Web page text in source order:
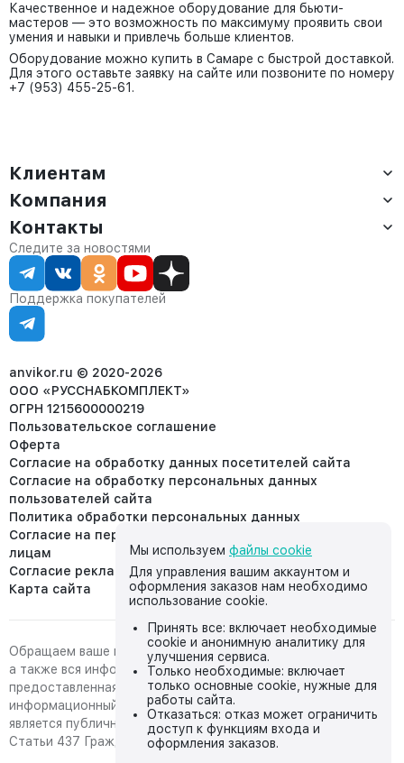
Качественное и надежное оборудование для бьюти-
мастеров — это возможность по максимуму проявить свои
умения и навыки и привлечь больше клиентов.
Оборудование можно купить в Самаре с быстрой доставкой.
Для этого оставьте заявку на сайте или позвоните по номеру
+7 (953) 455-25-61.
Клиентам
Доставка
Оплата
Сервис
Статус заказа
Статьи
Компания
О компании
Контакты
Партнёрам
Контакты
Отдел продаж:
8 (800) 234-22-62
corp@anvikor.ru
Ежедневно, с 7:00-19:00 (МСК)
Отдел рекламации:
8 (953) 455-25-61
Следите за новостями
Поддержка покупателей
anvikor.ru © 2020-2026
ООО «РУССНАБКОМПЛЕКТ»
ОГРН 1215600000219
Пользовательское соглашение
Оферта
Согласие на обработку данных посетителей сайта
Согласие на обработку персональных данных
пользователей сайта
Политика обработки персональных данных
Согласие на передачу персональных данных третьим
лицам
Согласие реклама
Карта сайта
Обращаем ваше внимание на то, что данный интернет-сайт,
а также вся информация о товарах и ценах,
предоставленная на нём, носит исключительно
информационный характер и ни при каких условиях не
является публичной офертой, определяемой положениями
Статьи 437 Гражданского кодекса Российской Федерации.
Мы используем файлы cookie
Для управления вашим аккаунтом и
оформления заказов нам необходимо
использование cookie.
Принять все: включает необходимые
cookie и анонимную аналитику для
улучшения сервиса.
Только необходимые: включает
только основные cookie, нужные для
работы сайта.
Отказаться: отказ может ограничить
доступ к функциям входа и
оформления заказов.